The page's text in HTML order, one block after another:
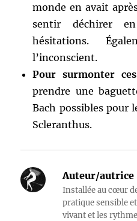
monde en avait
sentir déchirer
hésitations.
l’inconscient.
Pour surmonter
prendre une
Bach possibles pour
Scleranthus.
Auteur/autrice
Installée au cœur
pratique sensible
vivant et les